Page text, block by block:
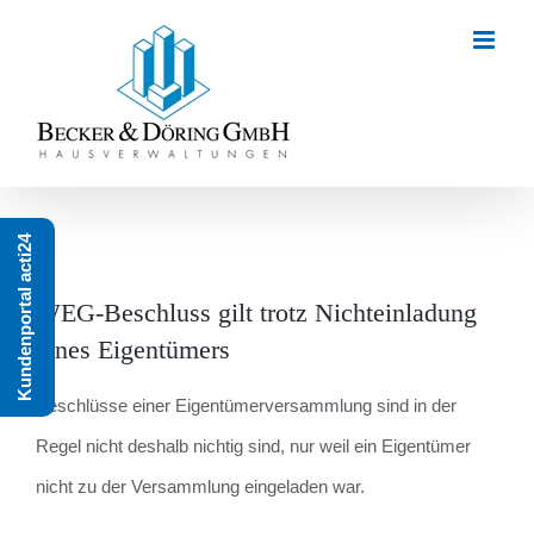
WEG-Beschluss gilt trotz Nichteinladung
eines Eigentümers
Be­schlüs­se einer Ei­gen­tü­mer­ver­samm­lung sind in der
Regel nicht des­halb nich­tig sind, nur weil ein Ei­gen­tü­mer
nicht zu der Ver­samm­lung ein­ge­la­den war.
Kundenportal acti24